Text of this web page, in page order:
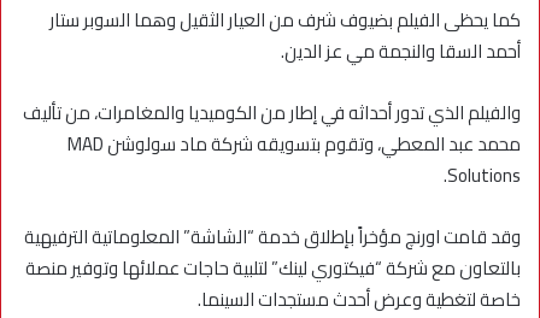
كما يحظى الفيلم بضيوف شرف من العيار الثقيل وهما السوبر ستار
أحمد السقا والنجمة مي عز الدين.
والفيلم الذي تدور أحداثه في إطار من الكوميديا والمغامرات، من تأليف
محمد عبد ‏المعطي، وتقوم بتسويقه شركة ماد سولوشن MAD
Solutions.
وقد قامت اورنچ مؤخراً بإطلاق خدمة “الشاشة” المعلوماتية الترفيهية
بالتعاون مع شركة “فيكتوري لينك” لتلبية حاجات عملائها وتوفير منصة
خاصة لتغطية وعرض أحدث مستجدات السينما.